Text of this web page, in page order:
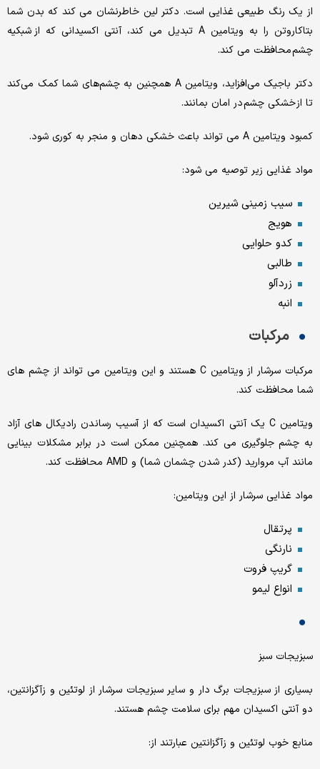
از یک رنگ طبیعی غذایی است. دکتر لین خاطرنشان می کند که بدن شما
بتاکاروتن را به ویتامین A تبدیل می کند، آنتی اکسیدانی که از شبکیه
چشم محافظت می کند.
دکتر باجیک می‌افزاید، ویتامین A همچنین به چشم‌های شما کمک می‌کند
تا از خشکی چشم در امان بمانند.
کمبود ویتامین A می تواند باعث خشکی دهان و منجر به کوری شود.
مواد غذایی زیر توصیه می شود:
سیب زمینی شیرین
هویج
کدو حلوایی
طالبی
زردآلو
انبه
مرکبات
مرکبات سرشار از ویتامین C هستند و این ویتامین می تواند از چشم های
شما محافظت کند.
ویتامین C یک آنتی اکسیدان است که از آسیب رساندن رادیکال های آزاد
به چشم جلوگیری می کند. همچنین ممکن است در برابر مشکلات بینایی
مانند آب مروارید (کدر شدن چشمان شما) و AMD محافظت کند.
مواد غذایی سرشار از این ویتامین:
پرتقال
نارنگی
گریپ فروت
انواع لیمو
سبزیجات سبز
بسیاری از سبزیجات برگ دار و سایر سبزیجات سرشار از لوتئین و زآگزانتین،
دو آنتی اکسیدان مهم برای سلامت چشم هستند.
منابع خوب لوتئین و زآگزانتین عبارتند از: